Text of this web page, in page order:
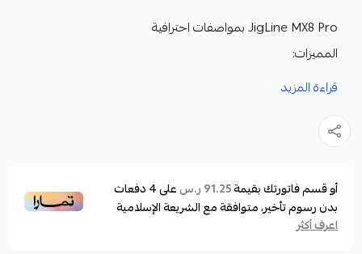
JigLine MX8 Pro بمواصفات احترافية
المميزات:
خيط حرير مموي جق لان 8 فتلات
يتميز JigLine MX8 Pro بمتانة عالية يمكنها مقاومة
تآكل التوجيه الناتج عن الاهتزاز لفترة طويلة بفضل تقنية
طلاء السيليكون الثلاثي الجديدة .
قراءة المزيد
أو قسم فاتورتك بقيمة91.25 ر.س على4دفعات
بدون رسوم تأخير، متوافقة مع الشريعة الإسلامية
اعرف أكثر